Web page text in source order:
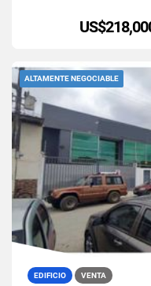
ALTAMENTE NEGOCIABLE
EDIFICIO VENTA